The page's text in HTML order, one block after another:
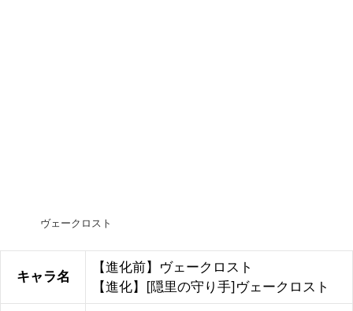
ヴェークロスト
キャラ名
【進化前】ヴェークロスト
【進化】[隠里の守り手]ヴェークロスト